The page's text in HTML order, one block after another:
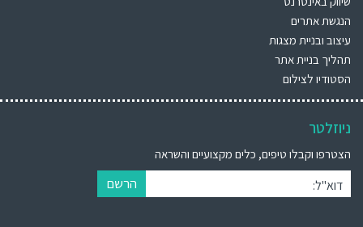
הנגשת אתרים
עיצוב ובניית מצגות
תהליך בניית אתר
הסטודיו לצילום
ניוזלטר
הצטרפו וקבלו טיפים, כלים מקצועיים והשראה
דוא"ל: הרשם